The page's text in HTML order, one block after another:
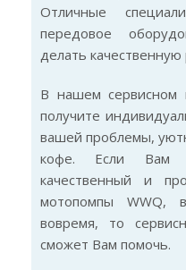
Отличные
передовое
делать качественную
В нашем сервисном
получите
вашей проблемы,
кофе. Если Вам
качественный и
мотопомпы WWQ,
вовремя, то
сможет Вам помочь.